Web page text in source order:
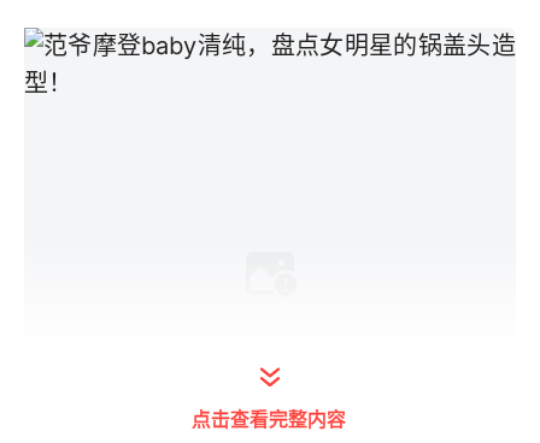
点击查看完整内容